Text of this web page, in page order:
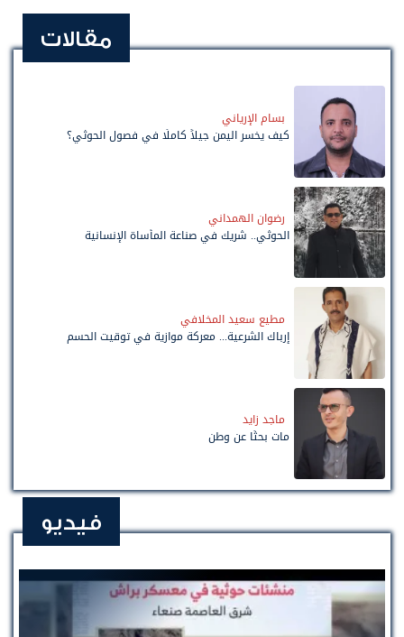
مقالات
بسام الإرياني
كيف يخسر اليمن جيلاً كاملًا في فصول الحوثي؟
رضوان الهمداني
الحوثي.. شريك في صناعة المأساة الإنسانية
مطيع سعيد المخلافي
إرباك الشرعية... معركة موازية في توقيت الحسم
ماجد زايد
مات بحثًا عن وطن
فيديو